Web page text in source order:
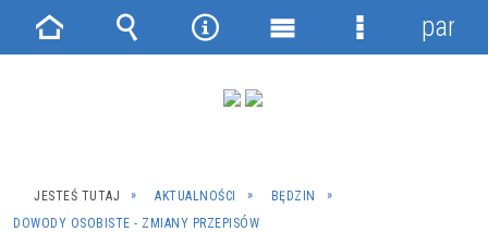
JESTEŚ TUTAJ AKTUALNOŚCI
BĘDZIN
DOWODY OSOBISTE - ZMIANY PRZEPISÓW
Strona Wyszukiwarka
NarzędziaMenu
Menu
panel